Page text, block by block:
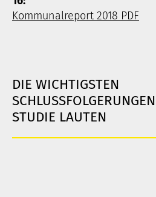
Kommunalreport 2018 PDF
DIE WICHTIGSTEN
STUDIE LAUTEN